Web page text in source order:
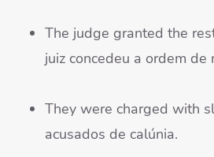
The judge granted the
juiz concedeu a ordem de
They were charged with
acusados de calúnia.